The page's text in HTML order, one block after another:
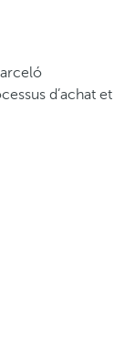
d’achat et